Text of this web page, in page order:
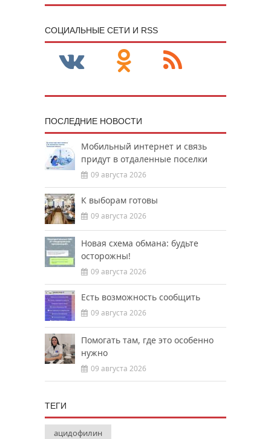
CОЦИАЛЬНЫЕ СЕТИ И RSS
ПОСЛЕДНИЕ НОВОСТИ
Мобильный интернет и связь
придут в отдаленные поселки
09 августа 2026
К выборам готовы
09 августа 2026
Новая схема обмана: будьте
осторожны!
09 августа 2026
Есть возможность сообщить
09 августа 2026
Помогать там, где это особенно
нужно
09 августа 2026
ТЕГИ
ацидофилин